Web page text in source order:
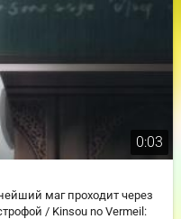
0:03
маг проходит через
/ Kinsou no Vermeil: